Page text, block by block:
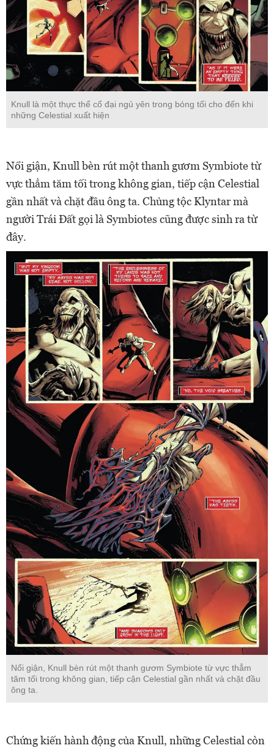
Knull là một thực thể cổ đại ngủ yên trong bóng tối cho đến khi
những Celestial xuất hiện
Nổi giận, Knull bèn rút một thanh gươm Symbiote từ
vực thẳm tăm tối trong không gian, tiếp cận Celestial
gần nhất và chặt đầu ông ta. Chủng tộc Klyntar mà
người Trái Đất gọi là Symbiotes cũng được sinh ra từ
đây.
Nổi giận, Knull bèn rút một thanh gươm Symbiote từ vực thẳm
tăm tối trong không gian, tiếp cận Celestial gần nhất và chặt đầu
ông ta.
Chứng kiến hành động của Knull, những Celestial còn